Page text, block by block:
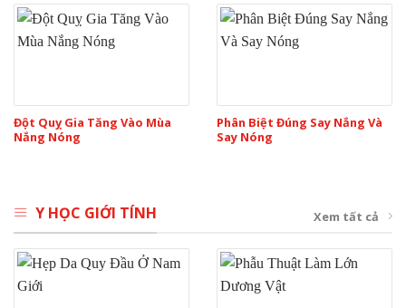
Đột Quỵ Gia Tăng Vào Mùa
Nắng Nóng
Phân Biệt Đúng Say Nắng Và
Say Nóng
Y HỌC GIỚI TÍNH Xem tất cả